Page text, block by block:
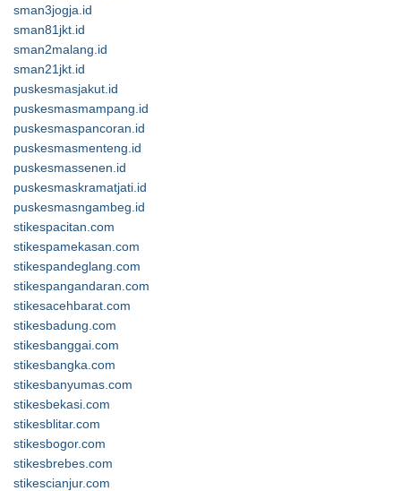
sman3jogja.id
sman81jkt.id
sman2malang.id
sman21jkt.id
puskesmasjakut.id
puskesmasmampang.id
puskesmaspancoran.id
puskesmasmenteng.id
puskesmassenen.id
puskesmaskramatjati.id
puskesmasngambeg.id
stikespacitan.com
stikespamekasan.com
stikespandeglang.com
stikespangandaran.com
stikesacehbarat.com
stikesbadung.com
stikesbanggai.com
stikesbangka.com
stikesbanyumas.com
stikesbekasi.com
stikesblitar.com
stikesbogor.com
stikesbrebes.com
stikescianjur.com